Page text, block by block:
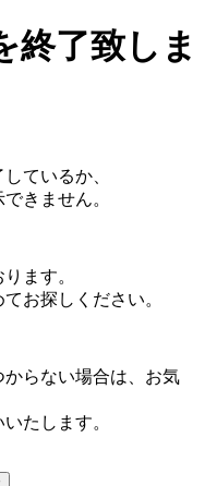
終了致しま
ているか、
きません。
ます。
お探しください。
らない場合は、お気
たします。